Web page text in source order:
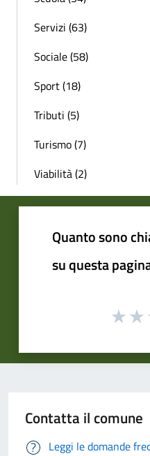
Servizi (63)
Sociale (58)
Sport (18)
Tributi (5)
Turismo (7)
Viabilità (2)
Quanto sono
su questa
Contatta il comune
Leggi le domande